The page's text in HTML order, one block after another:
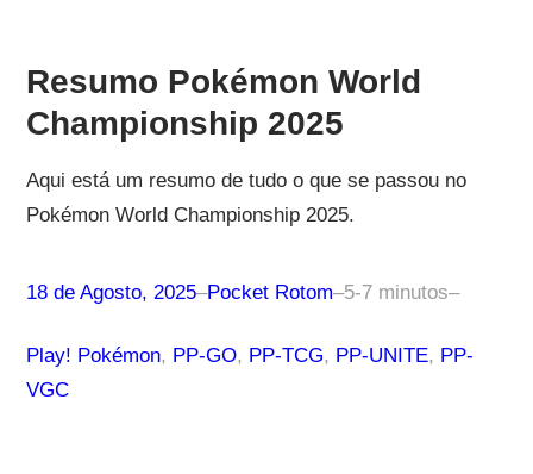
Resumo Pokémon World
Championship 2025
Aqui está um resumo de tudo o que se passou no
Pokémon World Championship 2025.
18 de Agosto, 2025–Pocket Rotom–5-7 minutos–
Play! Pokémon, PP-GO, PP-TCG, PP-UNITE, PP-
VGC